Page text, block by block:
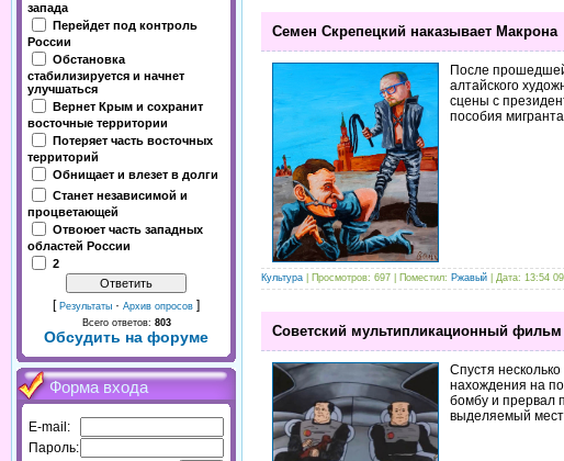
запада
Перейдет под контроль
России
Обстановка
стабилизируется и начнет
улучшаться
Вернет Крым и сохранит
восточные территории
Потеряет часть восточных
территорий
Обнищает и влезет в долги
Станет независимой и
процветающей
Отвоюет часть западных
областей России
2
[ Результаты · Архив опросов ]
Всего ответов: 803
Обсудить на форуме
Форма входа
E-mail:
Пароль:
Семен Скрепецкий наказывает Макрона
После
алтайского
сцены с
пособия
Культура | Просмотров: 697 | Поместил: Ржавый | Дата: 13:54
Советский мультипликационный
Спустя
нахождения на
бомбу и прервал
выделяемый